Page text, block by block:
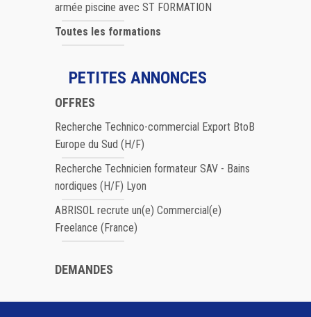
armée piscine avec ST FORMATION
Toutes les formations
PETITES ANNONCES
OFFRES
Recherche Technico-commercial Export BtoB
Europe du Sud (H/F)
Recherche Technicien formateur SAV - Bains
nordiques (H/F) Lyon
ABRISOL recrute un(e) Commercial(e)
Freelance (France)
DEMANDES